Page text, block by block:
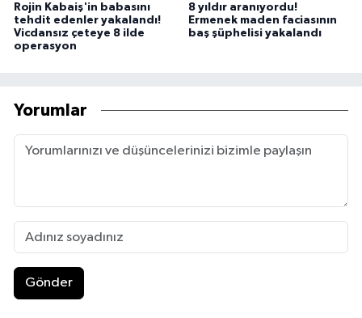
Rojin Kabaiş'in babasını
tehdit edenler yakalandı!
Vicdansız çeteye 8 ilde
operasyon
8 yıldır aranıyordu!
Ermenek maden faciasının
baş şüphelisi yakalandı
Yorumlar
Gönder